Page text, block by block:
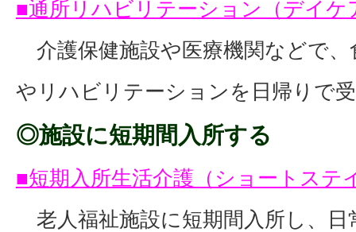
■通所リハビリテーション（デイケ
介護保健施設や医療機関などで、
やリハビリテーションを日帰りで
◎施設に短期間入所する
■短期入所生活介護（ショートステ
老人福祉施設に短期間入所し、日